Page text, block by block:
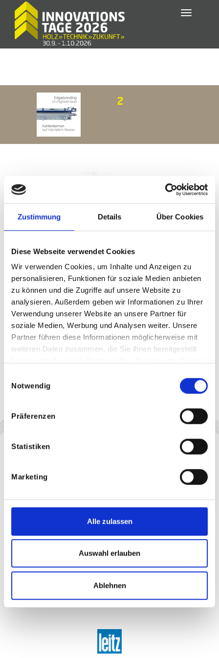
Zustimmung Details Über Cookies
Diese Webseite verwendet Cookies
Wir verwenden Cookies, um Inhalte und Anzeigen zu
personalisieren, Funktionen für soziale Medien anbieten
zu können und die Zugriffe auf unsere Website zu
analysieren. Außerdem geben wir Informationen zu Ihrer
Verwendung unserer Website an unsere Partner für
soziale Medien, Werbung und Analysen weiter. Unsere
Partner führen diese Informationen möglicherweise mit
weiteren Daten zusammen, die Sie ihnen bereitgestellt
Notwendig
Präferenzen
Statistiken
Marketing
Alle zulassen
Auswahl erlauben
Ablehnen
Toggle
2